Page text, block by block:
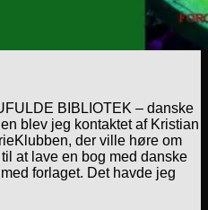
BIBLIOTEK – danske
blev jeg kontaktet af Kristian
der ville høre om
at lave en bog med danske
forlaget. Det havde jeg